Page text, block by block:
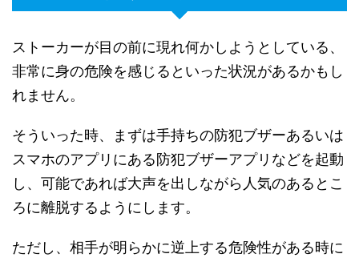
ストーカーが目の前に現れ何かしようとしている、
非常に身の危険を感じるといった状況があるかもし
れません。
そういった時、まずは手持ちの防犯ブザーあるいは
スマホのアプリにある防犯ブザーアプリなどを起動
し、可能であれば大声を出しながら人気のあるとこ
ろに離脱するようにします。
ただし、相手が明らかに逆上する危険性がある時に